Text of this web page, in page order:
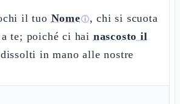
il tuo Nomeⓘ, chi si scuota
te; poiché ci hai nascosto il
in mano alle nostre